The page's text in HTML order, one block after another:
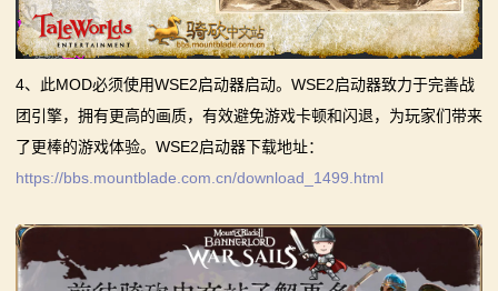
4、此MOD必须使用WSE2启动器启动。WSE2启动器致力于完善战
团引擎，拥有更高的画质，有效避免游戏卡顿和闪退，为玩家们带来
了更棒的游戏体验。WSE2启动器下载地址：
https://bbs.mountblade.com.cn/download_1499.html